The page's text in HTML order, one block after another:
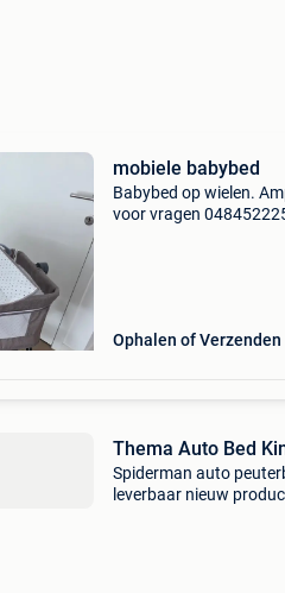
mobiele babybed
Babybed op wielen.
voor vragen
Ophalen of Verzenden
Thema Auto Bed
Spiderman auto
leverbaar nieuw